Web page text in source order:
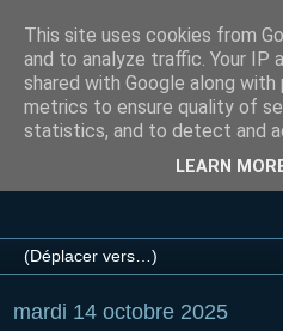
mardi 14 octobre 2025
This site uses cookies from
and to analyze traffic. Your IP
shared with Google along
metrics to ensure quality of
statistics, and to detect and
LEARN